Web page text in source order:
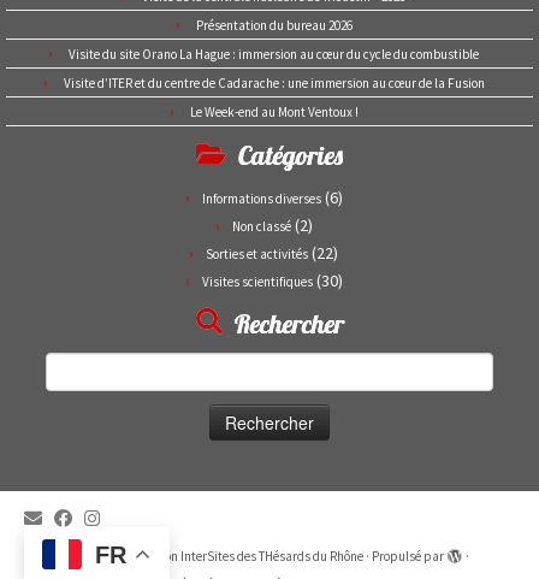
Présentation du bureau 2026
Visite du site Orano La Hague : immersion au cœur du cycle du combustible
Visite d’ITER et du centre de Cadarache : une immersion au cœur de la Fusion
Le Week-end au Mont Ventoux !
Catégories
Informations diverses(6)
Non classé(2)
Sorties et activités (22)
Visites scientifiques(30)
Rechercher
© 2026 Association InterSites des THésards du Rhône · Propulsé par
·
FR